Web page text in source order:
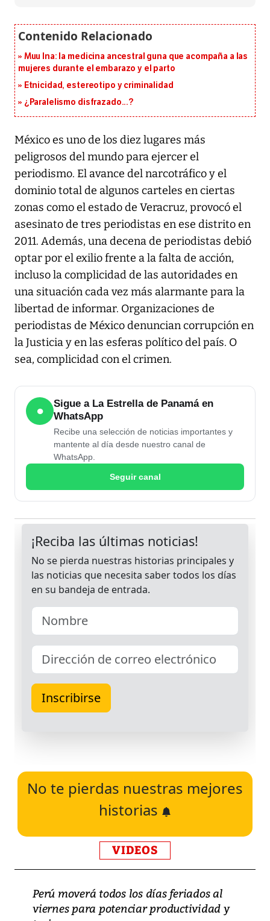
Muu Ina: la medicina ancestral guna que acompaña a las
mujeres durante el embarazo y el parto
Etnicidad, estereotipo y criminalidad
¿Paralelismo disfrazado...?
México es uno de los diez lugares más
peligrosos del mundo para ejercer el
periodismo. El avance del narcotráfico y el
dominio total de algunos carteles en ciertas
zonas como el estado de Veracruz, provocó el
asesinato de tres periodistas en ese distrito en
2011. Además, una decena de periodistas debió
optar por el exilio frente a la falta de acción,
incluso la complicidad de las autoridades en
una situación cada vez más alarmante para la
libertad de informar. Organizaciones de
periodistas de México denuncian corrupción en
la Justicia y en las esferas político del país. O
sea, complicidad con el crimen.
●
Sigue a La Estrella de Panamá en
WhatsApp
Recibe una selección de noticias importantes y
mantente al día desde nuestro canal de
WhatsApp.
Seguir canal
No te pierdas nuestras mejores
historias
VIDEOS
Perú moverá todos los días feriados al
viernes para potenciar productividad y